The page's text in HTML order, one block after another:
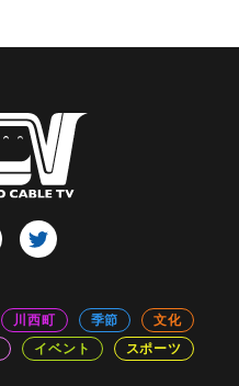
川西町 季節
文化
イベント
スポーツ